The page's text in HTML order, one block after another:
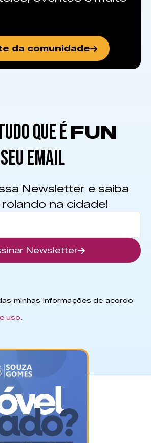
da comunidade
QUE É FUN
EMAIL
Newsletter e saiba
na cidade!
Newsletter
minhas informações de acordo
uso.